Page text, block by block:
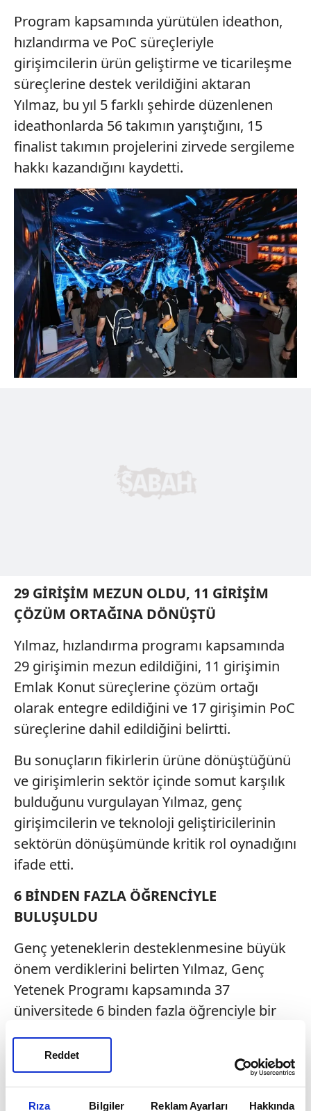
Rıza Bilgiler Reklam Ayarları Hakkında
Reddet
Program kapsamında yürütülen ideathon,
hızlandırma ve PoC süreçleriyle
girişimcilerin ürün geliştirme ve ticarileşme
süreçlerine destek verildiğini aktaran
Yılmaz, bu yıl 5 farklı şehirde düzenlenen
ideathonlarda 56 takımın yarıştığını, 15
finalist takımın projelerini zirvede sergileme
hakkı kazandığını kaydetti.
29 GİRİŞİM MEZUN OLDU, 11 GİRİŞİM
ÇÖZÜM ORTAĞINA DÖNÜŞTÜ
Yılmaz, hızlandırma programı kapsamında
29 girişimin mezun edildiğini, 11 girişimin
Emlak Konut süreçlerine çözüm ortağı
olarak entegre edildiğini ve 17 girişimin PoC
süreçlerine dahil edildiğini belirtti.
Bu sonuçların fikirlerin ürüne dönüştüğünü
ve girişimlerin sektör içinde somut karşılık
bulduğunu vurgulayan Yılmaz, genç
girişimcilerin ve teknoloji geliştiricilerinin
sektörün dönüşümünde kritik rol oynadığını
ifade etti.
6 BİNDEN FAZLA ÖĞRENCİYLE
BULUŞULDU
Genç yeteneklerin desteklenmesine büyük
önem verdiklerini belirten Yılmaz, Genç
Yetenek Programı kapsamında 37
üniversitede 6 binden fazla öğrenciyle bir
Programın gençlerin üretim kabiliyetlerini
ve çözüm geliştirme yetkinliklerini ortaya
koyduğunu ifade eden Yılmaz, girişimlerin